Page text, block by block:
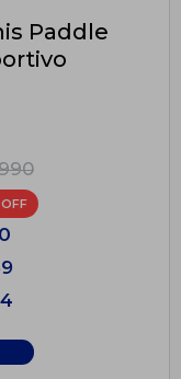
Paddle